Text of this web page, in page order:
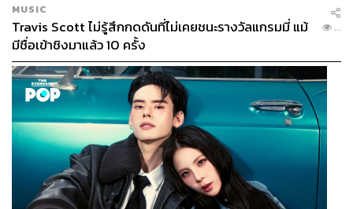
MUSIC
Travis Scott ไม่รู้สึกกดดันที่ไม่เคยชนะรางวัลแกรมมี่ แม้
มีชื่อเข้าชิงมาแล้ว 10 ครั้ง
...